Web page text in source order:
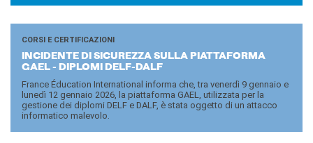
CORSI E CERTIFICAZIONI
IN­CI­DEN­TE DI SI­CU­REZ­ZA SULLA PIAT­TA­FOR­MA
GAEL - DI­PLO­MI DELF-​DALF
France Éducation International informa che, tra venerdì 9 gennaio e
lunedì 12 gennaio 2026, la piattaforma GAEL, utilizzata per la
gestione dei diplomi DELF e DALF, è stata oggetto di un attacco
informatico malevolo.